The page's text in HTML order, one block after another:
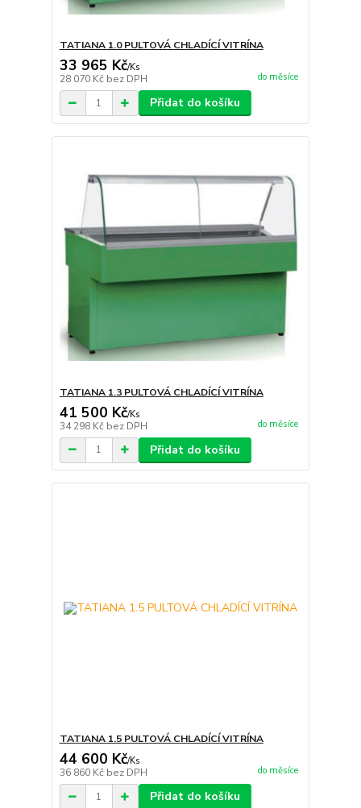
TATIANA 1.0 PULTOVÁ CHLADÍCÍ VITRÍNA
33 965 Kč/Ks
28 070 Kč bez DPH do měsíce
Přidat do košíku
TATIANA 1.3 PULTOVÁ CHLADÍCÍ VITRÍNA
41 500 Kč/Ks
34 298 Kč bez DPH do měsíce
Přidat do košíku
TATIANA 1.5 PULTOVÁ CHLADÍCÍ VITRÍNA
44 600 Kč/Ks
36 860 Kč bez DPH do měsíce
Přidat do košíku